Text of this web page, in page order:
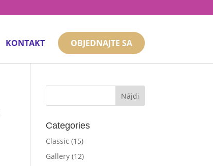
KONTAKT OBJEDNAJTE SA
Categories
Classic (15)
Gallery (12)